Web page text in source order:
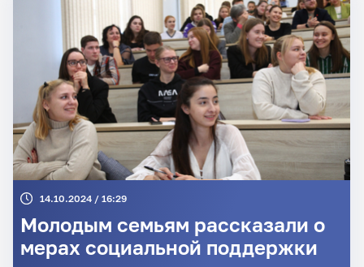
14.10.2024 / 16:29
Молодым семьям рассказали о
мерах социальной поддержки